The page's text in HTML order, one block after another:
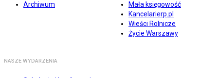
Archiwum
Mała księgowość
Kancelarierp.pl
Wieści Rolnicze
Życie Warszawy
NASZE WYDARZENIA